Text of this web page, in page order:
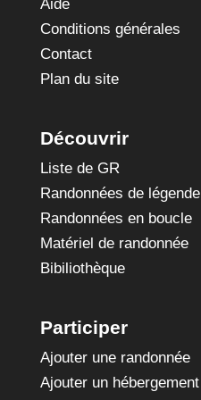
Aide
Conditions générales
Contact
Plan du site
Découvrir
Liste de GR
Randonnées de légende
Randonnées en boucle
Matériel de randonnée
Bibiliothèque
Participer
Ajouter une randonnée
Ajouter un hébergement